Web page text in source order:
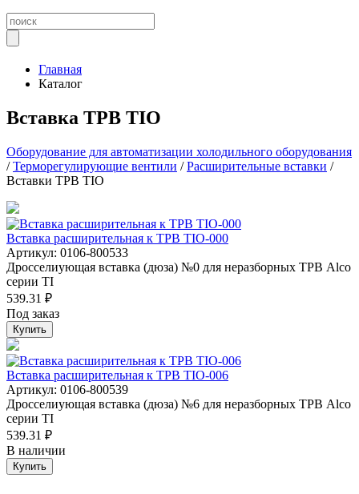
Главная
Каталог
Вставка ТРВ TIO
Оборудование для автоматизации холодильного оборудования
/Терморегулирующие вентили /Расширительные вставки /
Вставки ТРВ TIO
Вставка расширительная к ТРВ TIO-000
Артикул: 0106-800533
Дросселиующая вставка (дюза) №0 для неразборных ТРВ Alco
серии ТI
539.31 ₽
Под заказ
Купить
Вставка расширительная к ТРВ TIO-006
Артикул: 0106-800539
Дросселиующая вставка (дюза) №6 для неразборных ТРВ Alco
серии ТI
539.31 ₽
В наличии
Купить